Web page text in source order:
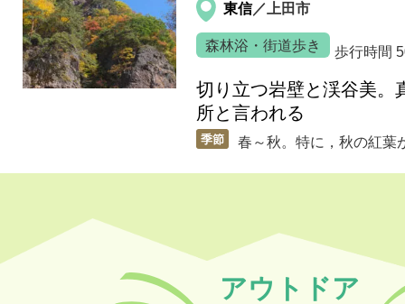
東信／上田市
森林浴・街道歩き 歩行時間
切り立つ岩壁と渓谷美。
所と言われる
季節 春～秋。特に，秋の紅葉
アウトドア